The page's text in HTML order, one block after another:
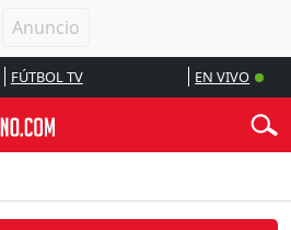
FÚTBOL TV EN VIVO